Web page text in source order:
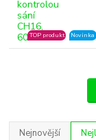
TOP produkt Novinka
Nejnovější